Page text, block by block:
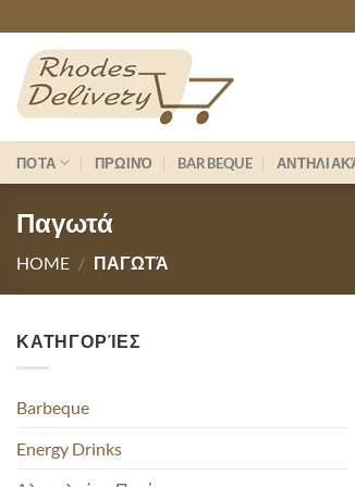
to
content
ΠΟΤΑ ΠΡΩΙΝΌ BARBEQUE
Παγωτά
HOME / ΠΑΓΩΤΆ
ΚΑΤΗΓΟΡΊΕΣ
Barbeque
Energy Drinks